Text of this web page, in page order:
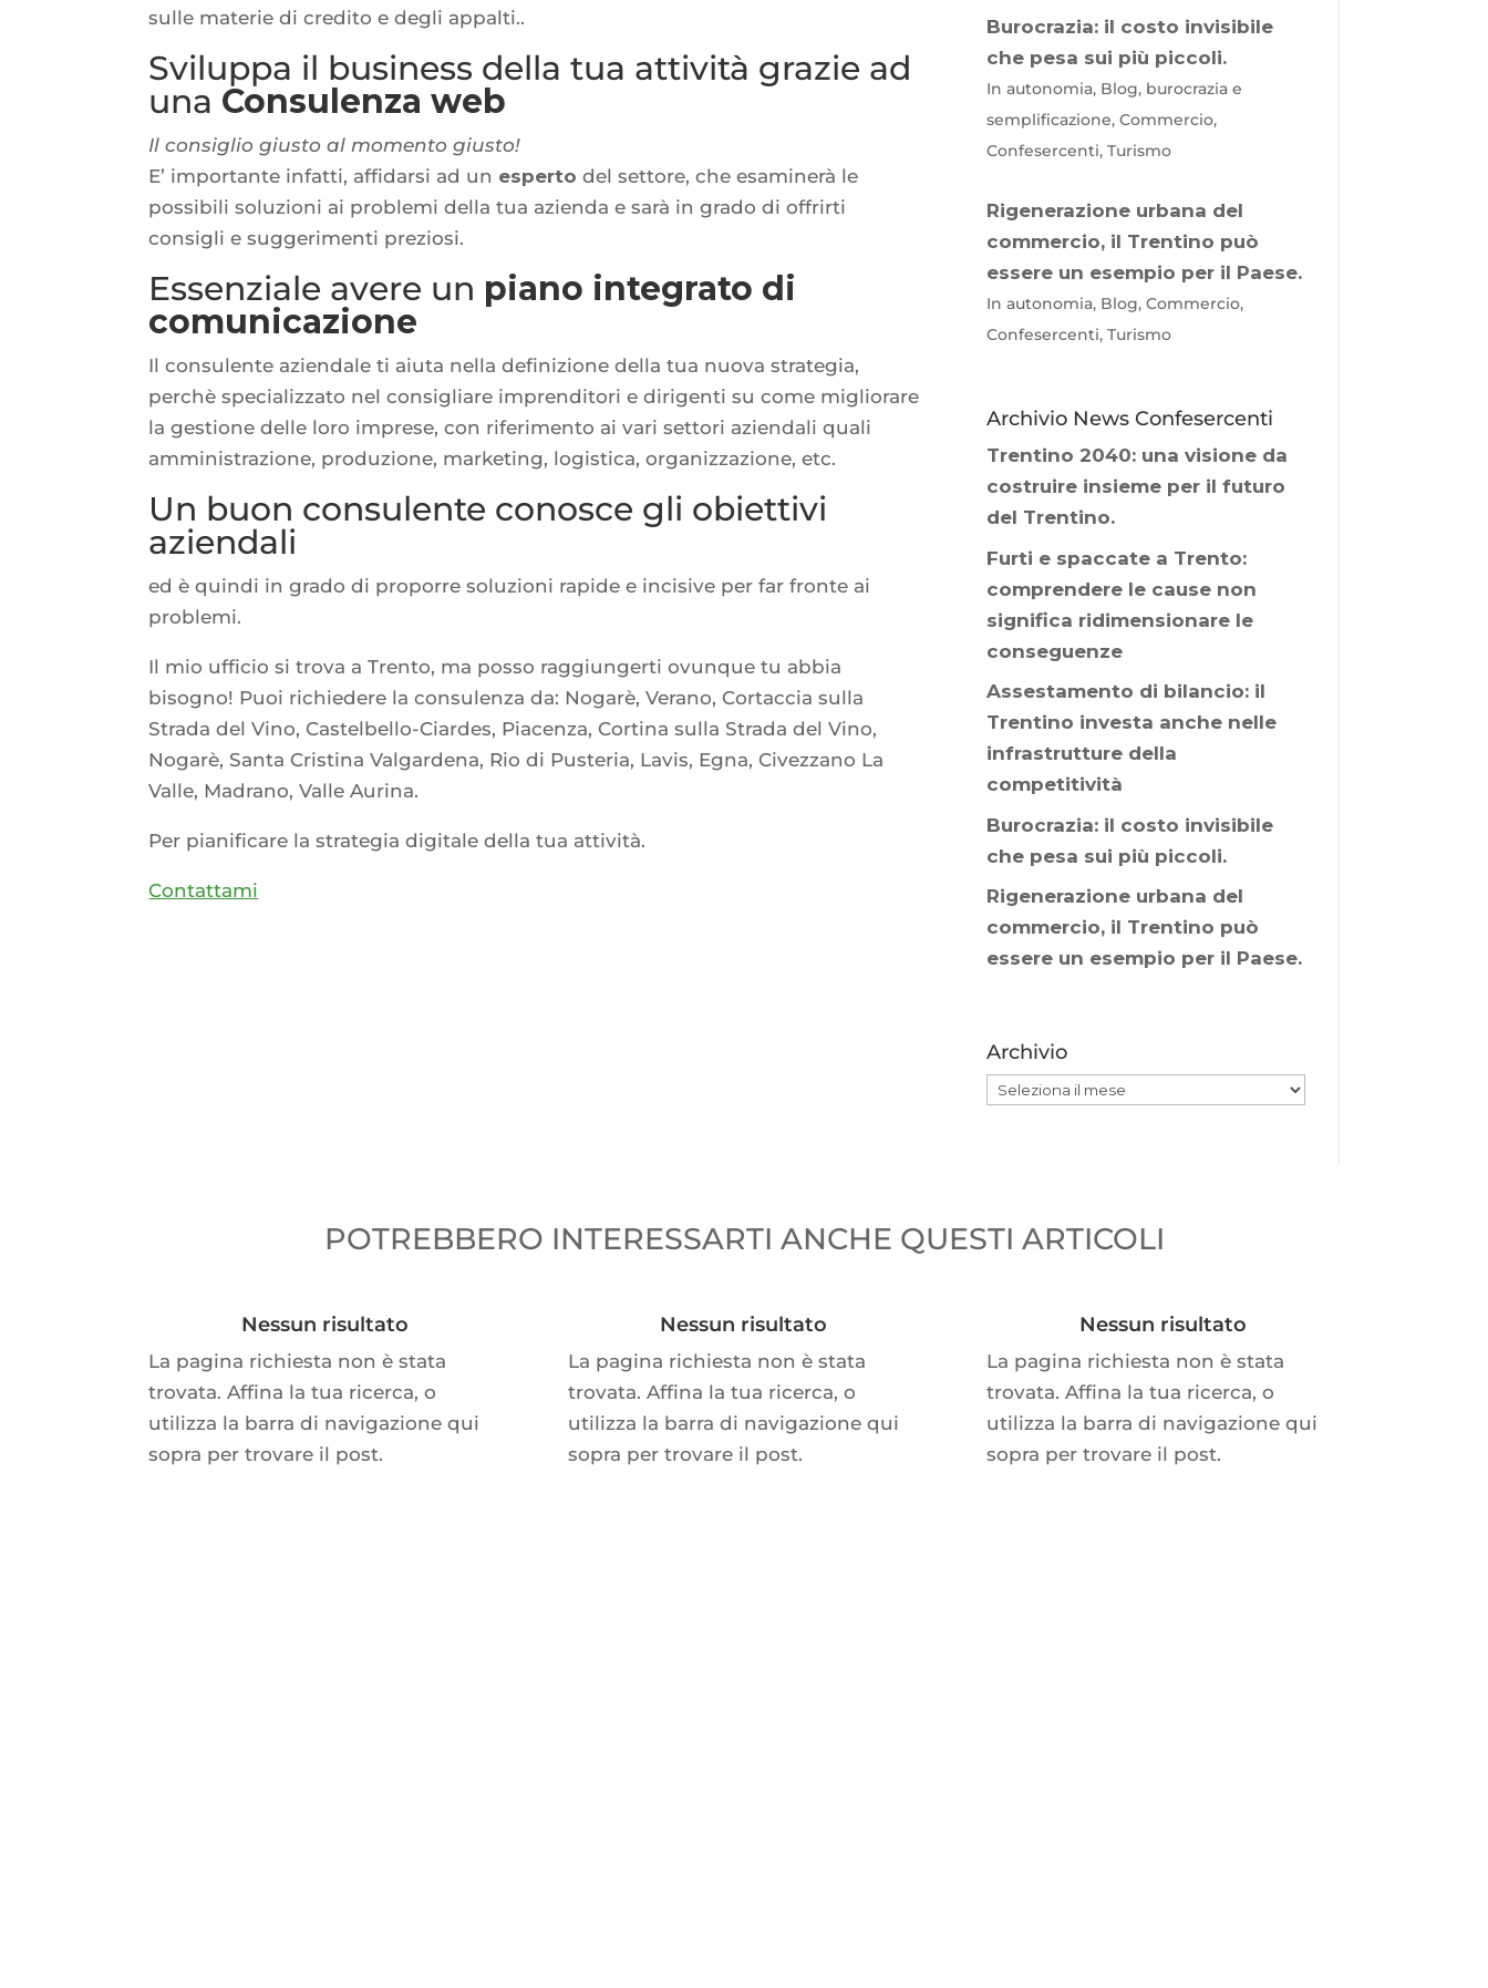
sulle materie di credito e degli appalti..
Sviluppa il business della tua attività grazie ad
una Consulenza web
Il consiglio giusto al momento giusto!
E’ importante infatti, affidarsi ad un esperto del settore, che esaminerà le
possibili soluzioni ai problemi della tua azienda e sarà in grado di offrirti
consigli e suggerimenti preziosi.
Essenziale avere un piano integrato di
comunicazione
Il consulente aziendale ti aiuta nella definizione della tua nuova strategia,
perchè specializzato nel consigliare imprenditori e dirigenti su come migliorare
la gestione delle loro imprese, con riferimento ai vari settori aziendali quali
amministrazione, produzione, marketing, logistica, organizzazione, etc.
Un buon consulente conosce gli obiettivi
aziendali
ed è quindi in grado di proporre soluzioni rapide e incisive per far fronte ai
problemi.
Il mio ufficio si trova a Trento, ma posso raggiungerti ovunque tu abbia
bisogno! Puoi richiedere la consulenza da: Nogarè, Verano, Cortaccia sulla
Strada del Vino, Castelbello-Ciardes, Piacenza, Cortina sulla Strada del Vino,
Nogarè, Santa Cristina Valgardena, Rio di Pusteria, Lavis, Egna, Civezzano La
Valle, Madrano, Valle Aurina.
Per pianificare la strategia digitale della tua attività.
Contattami
Burocrazia: il costo invisibile
che pesa sui più piccoli.
In autonomia, Blog, burocrazia e
semplificazione, Commercio,
Confesercenti, Turismo
Rigenerazione urbana del
commercio, il Trentino può
essere un esempio per il Paese.
In autonomia, Blog, Commercio,
Confesercenti, Turismo
Archivio News Confesercenti
Trentino 2040: una visione da
costruire insieme per il futuro
del Trentino.
Furti e spaccate a Trento:
comprendere le cause non
significa ridimensionare le
conseguenze
Assestamento di bilancio: il
Trentino investa anche nelle
infrastrutture della
competitività
Burocrazia: il costo invisibile
che pesa sui più piccoli.
Rigenerazione urbana del
commercio, il Trentino può
essere un esempio per il Paese.
Archivio
Archivio
POTREBBERO INTERESSARTI ANCHE QUESTI ARTICOLI
Nessun risultato
La pagina richiesta non è stata
trovata. Affina la tua ricerca, o
utilizza la barra di navigazione qui
sopra per trovare il post.
Nessun risultato
La pagina richiesta non è stata
trovata. Affina la tua ricerca, o
utilizza la barra di navigazione qui
sopra per trovare il post.
Nessun risultato
La pagina richiesta non è stata
trovata. Affina la tua ricerca, o
utilizza la barra di navigazione qui
sopra per trovare il post.